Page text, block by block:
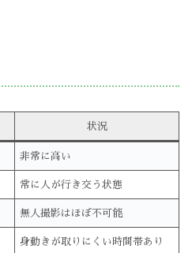
状況
非常に高い
常に人が行き交う状態
無人撮影はほぼ不可能
身動きが取りにくい時間帯あり